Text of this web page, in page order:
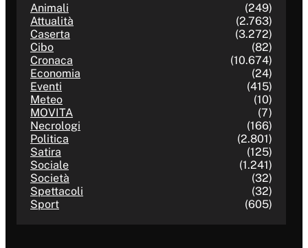
Animali
(249)
Attualità
(2.763)
Caserta
(3.272)
Cibo
(82)
Cronaca
(10.674)
Economia
(24)
Eventi
(415)
Meteo
(10)
MOVITA
(7)
Necrologi
(166)
Politica
(2.801)
Satira
(125)
Sociale
(1.241)
Società
(32)
Spettacoli
(32)
Sport
(605)